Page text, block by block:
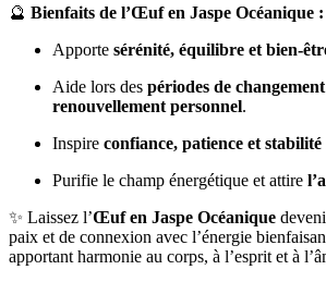
🔮 Bienfaits de l’Œuf en Jaspe Océanique :
Apporte sérénité, équilibre et bien-
Aide lors des périodes de
renouvellement personnel.
Inspire confiance, patience et
Purifie le champ énergétique et attire
✨ Laissez l’Œuf en Jaspe Océanique
paix et de connexion avec l’énergie
apportant harmonie au corps, à l’esprit et à